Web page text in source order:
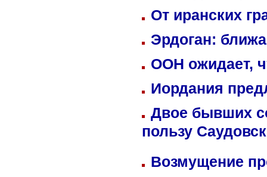
От иранских
Эрдоган:
ООН ожидает,
Иордания
Двое бывших
пользу
Возмущение